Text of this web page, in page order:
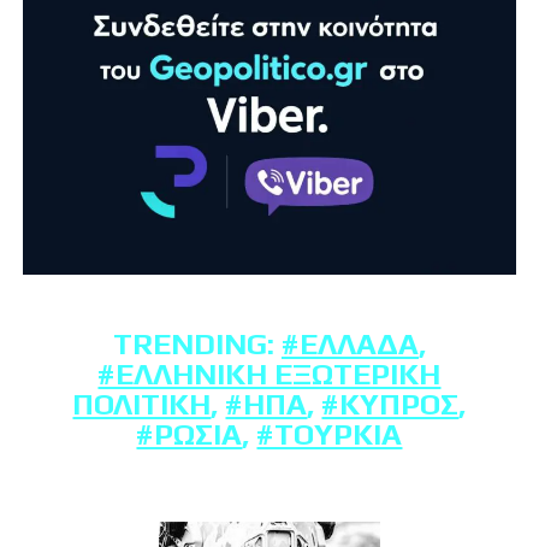
TRENDING: #ΕΛΛΆΔΑ,
#ΕΛΛΗΝΙΚΉ ΕΞΩΤΕΡΙΚΉ
ΠΟΛΙΤΙΚΉ, #ΗΠΑ, #ΚΎΠΡΟΣ,
#ΡΩΣΊΑ, #ΤΟΥΡΚΊΑ